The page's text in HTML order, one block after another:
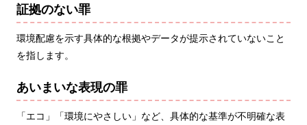
証拠のない罪
環境配慮を示す具体的な根拠やデータが提示されていないこと
を指します。
あいまいな表現の罪
「エコ」「環境にやさしい」など、具体的な基準が不明確な表